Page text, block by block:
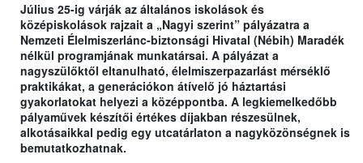
Július 25-ig várják az általános iskolások és
középiskolások rajzait a „Nagyi szerint” pályázatra a
Nemzeti Élelmiszerlánc-biztonsági Hivatal (Nébih) Maradék
nélkül programjának munkatársai. A pályázat a
nagyszülőktől eltanulható, élelmiszerpazarlást mérséklő
praktikákat, a generációkon átívelő jó háztartási
gyakorlatokat helyezi a középpontba. A legkiemelkedőbb
pályaművek készítői értékes díjakban részesülnek,
alkotásaikkal pedig egy utcatárlaton a nagyközönségnek is
bemutatkozhatnak.